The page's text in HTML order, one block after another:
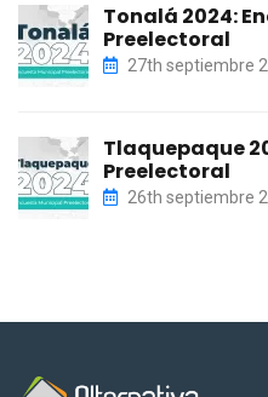
Tonalá 2024:
Preelectoral
27th septiembre
Tlaquepaque
Preelectoral
26th septiembre